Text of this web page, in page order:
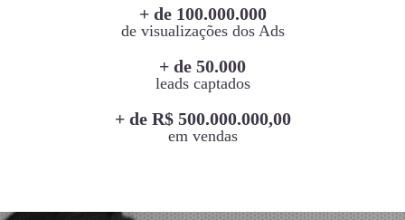
+ de 100.000.000
de visualizações dos Ads
+ de 50.000
leads captados
+ de R$ 500.000.000,00
em vendas